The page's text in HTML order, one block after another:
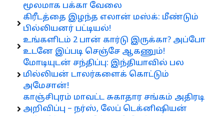
மூலமாக பக்கா வேலை
கிரீடத்தை இழந்த எலான் மஸ்க்: மீண்டும்
பில்லியனர் பட்டியல்!
உங்களிடம் 2 பான் கார்டு இருக்கா? அப்போ
உடனே இப்படி செஞ்சே ஆகணும்!
மோடியுடன் சந்திப்பு: இந்தியாவில் பல
மில்லியன் டாலர்களைக் கொட்டும்
அமேசான்!
காஞ்சிபுரம் மாவட்ட சுகாதார சங்கம் அதிரடி
அறிவிப்பு – நர்ஸ், லேப் டெக்னிஷியன்